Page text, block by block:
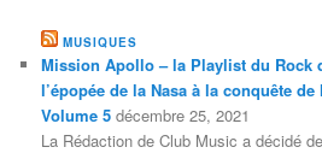
MUSIQUES
Mission Apollo – la Playlist du Rock
l’épopée de la Nasa à la conquête de
Volume 5 décembre 25, 2021
La Rédaction de Club Music a décidé